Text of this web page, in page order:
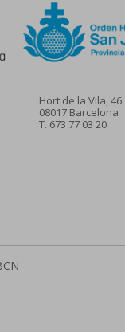
Hort de la Vila, 46
08017 Barcelona
T. 673 77 03 20